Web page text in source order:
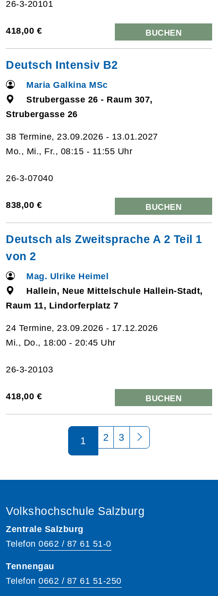
26-3-20101
418,00 € BUCHEN
Deutsch Intensiv B2
Maria Galkina MSc
Strubergasse 26 - Raum 307,
Strubergasse 26
38 Termine, 23.09.2026 - 13.01.2027
Mo., Mi., Fr., 08:15 - 11:55 Uhr
26-3-07040
838,00 € BUCHEN
Deutsch als Zweitsprache A 2 Teil 1
von 2
Mag. Ulrike Heimel
Hallein, Neue Mittelschule Hallein-Stadt,
Raum 11, Lindorferplatz 7
24 Termine, 23.09.2026 - 17.12.2026
Mi., Do., 18:00 - 20:45 Uhr
26-3-20103
418,00 € BUCHEN
1 2 3
Volkshochschule Salzburg
Zentrale Salzburg
Telefon 0662 / 87 61 51-0
Tennengau
Telefon 0662 / 87 61 51-250